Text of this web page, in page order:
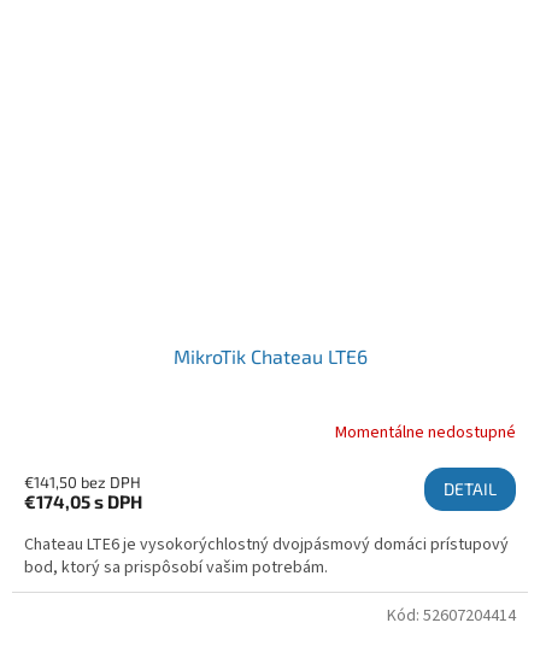
MikroTik Chateau LTE6
Momentálne nedostupné
€141,50 bez DPH
€174,05s DPH
DETAIL
Chateau LTE6 je vysokorýchlostný dvojpásmový domáci prístupový
bod, ktorý sa prispôsobí vašim potrebám.
Kód: 52607204414